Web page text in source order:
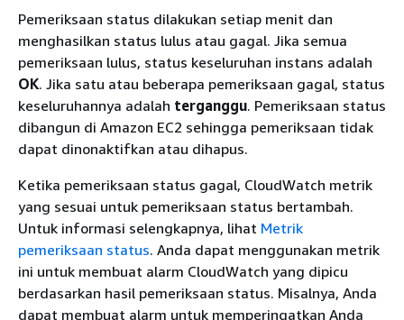
Pemeriksaan status dilakukan setiap menit dan
menghasilkan status lulus atau gagal. Jika semua
pemeriksaan lulus, status keseluruhan instans adalah
OK. Jika satu atau beberapa pemeriksaan gagal, status
keseluruhannya adalah terganggu. Pemeriksaan status
dibangun di Amazon EC2 sehingga pemeriksaan tidak
dapat dinonaktifkan atau dihapus.
Ketika pemeriksaan status gagal, CloudWatch metrik
yang sesuai untuk pemeriksaan status bertambah.
Untuk informasi selengkapnya, lihat Metrik
pemeriksaan status. Anda dapat menggunakan metrik
ini untuk membuat alarm CloudWatch yang dipicu
berdasarkan hasil pemeriksaan status. Misalnya, Anda
dapat membuat alarm untuk memperingatkan Anda